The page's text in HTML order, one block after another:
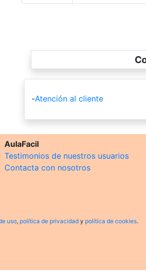
-Atención al cliente
AulaFacil
Testimonios de nuestros usuarios
Contacta con nosotros
uso, política de privacidad y política de cookies.